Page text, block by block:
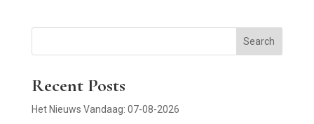
Search
Recent Posts
Het Nieuws Vandaag: 07-08-2026